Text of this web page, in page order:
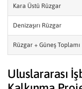
Kara Üstü Rüzgar
Denizaşırı Rüzgar
Rüzgar + Güneş Toplamı
Uluslararası